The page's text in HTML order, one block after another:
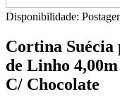
Disponibilidade:
Cortina Suécia
de Linho
C/ Chocolate